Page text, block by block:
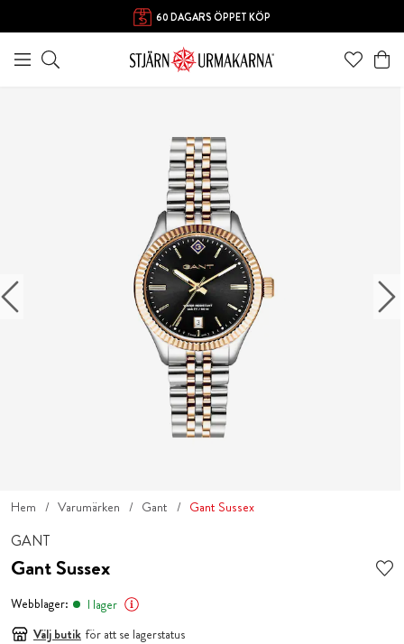
60 DAGARS ÖPPET KÖP
Hem Varumärken Gant Gant Sussex
GANT
Gant Sussex
Webblager:
I lager
Välj butik för att se lagerstatus